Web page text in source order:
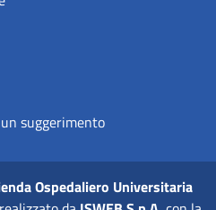
suggerimento
Ospedaliero Universitaria